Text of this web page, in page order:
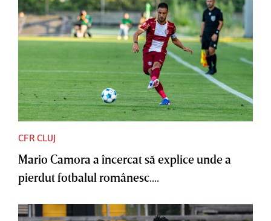
CFR CLUJ
Mario Camora a încercat să explice unde a
pierdut fotbalul românesc....